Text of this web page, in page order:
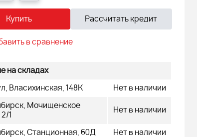
Снегоход БУРАН ЛИДЕР АДЕ
479 000
Купить Рассчитать кредит
в сравнение
на складах
Власихинская, 148К Нет в наличии
Мочищенское
1
Нет в наличии
Станционная, 60Д Нет в наличии